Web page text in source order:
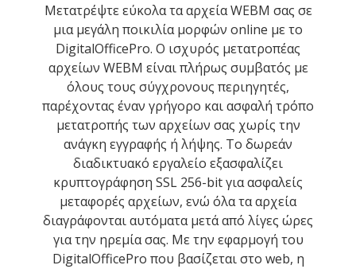
Μετατρέψτε εύκολα τα αρχεία WEBM σας σε
μια μεγάλη ποικιλία μορφών online με το
DigitalOfficePro. Ο ισχυρός μετατροπέας
αρχείων WEBM είναι πλήρως συμβατός με
όλους τους σύγχρονους περιηγητές,
παρέχοντας έναν γρήγορο και ασφαλή τρόπο
μετατροπής των αρχείων σας χωρίς την
ανάγκη εγγραφής ή λήψης. Το δωρεάν
διαδικτυακό εργαλείο εξασφαλίζει
κρυπτογράφηση SSL 256-bit για ασφαλείς
μεταφορές αρχείων, ενώ όλα τα αρχεία
διαγράφονται αυτόματα μετά από λίγες ώρες
για την ηρεμία σας. Με την εφαρμογή του
DigitalOfficePro που βασίζεται στο web, η